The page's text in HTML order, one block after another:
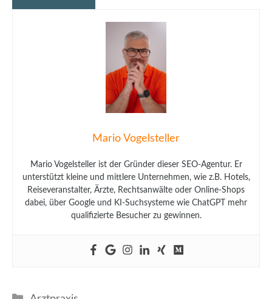
Mario Vogelsteller
Mario Vogelsteller ist der Gründer dieser SEO-Agentur. Er
unterstützt kleine und mittlere Unternehmen, wie z.B. Hotels,
Reiseveranstalter, Ärzte, Rechtsanwälte oder Online-Shops
dabei, über Google und KI-Suchsysteme wie ChatGPT mehr
qualifizierte Besucher zu gewinnen.
Kategorien